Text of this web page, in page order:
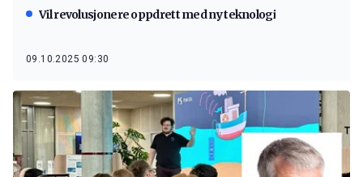
Vil revolusjonere oppdrett med ny teknologi
09.10.2025 09:30